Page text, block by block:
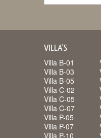
VILLA'S
Villa B-01
Villa B-03
Villa B-05
Villa C-02
Villa C-05
Villa C-07
Villa P-05
Villa P-07
Villa P-10